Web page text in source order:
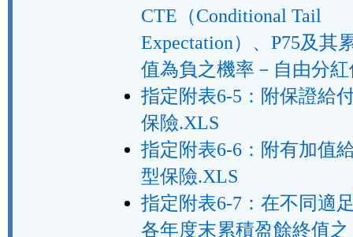
CTE（Conditional Tail
Expectation）、P75及其
值為負之機率－自由分
指定附表6-5：附保證給
保險.XLS
指定附表6-6：附有加值
型保險.XLS
指定附表6-7：在不同適
各年度末累積盈餘終值之